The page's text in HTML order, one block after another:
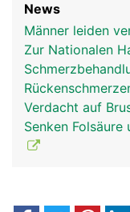
News
Männer leiden
Zur Nationalen
Verdacht auf
Senken